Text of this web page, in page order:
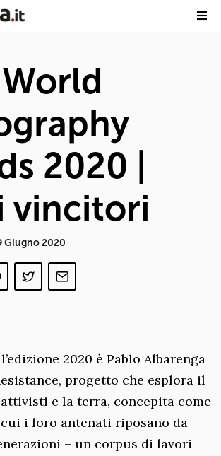
2020 |
vincitori
Giugno 2020
2020 è Pablo Albarenga
progetto che esplora il
e la terra, concepita come
cui i loro antenati riposano da
– un corpus di lavori